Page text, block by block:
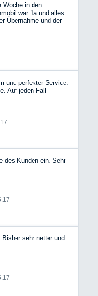
Woche in den
war 1a und alles
Übernahme und der
und perfekter Service.
Auf jeden Fall
des Kunden ein. Sehr
sehr netter und